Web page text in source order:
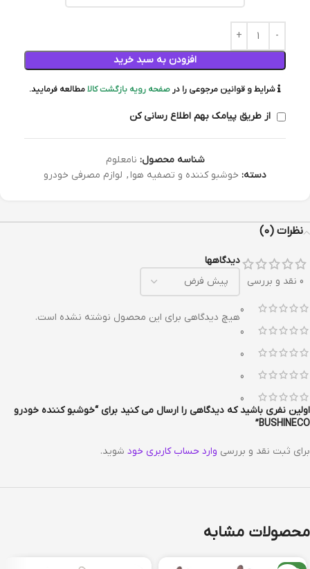
افزودن به سبد خرید
شرایط و قوانین مرجوعی را درصفحه رویه بازگشت کالامطالعه فرمایید.
از طریق پیامک بهم اطلاع رسانی کن
شناسه محصول: نامعلوم
دسته: خوشبو کننده و تصفیه هوا , لوازم مصرفی خودرو
نظرات (0)
0 نقد و بررسی
0
0
0
0
0
دیدگاهها
هیچ دیدگاهی برای این محصول نوشته نشده است.
اولین نفری باشید که دیدگاهی را ارسال می کنید برای “خوشبو کننده خودرو
BUSHINECO”
برای ثبت نقد و بررسی وارد حساب کاربری خود شوید.
محصولات مشابه